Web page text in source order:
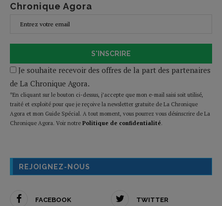
Chronique Agora
S'INSCRIRE
Je souhaite recevoir des offres de la part des partenaires
de La Chronique Agora.
*En cliquant sur le bouton ci-dessus, j’accepte que mon e-mail saisi soit utilisé,
traité et exploité pour que je reçoive la newsletter gratuite de La Chronique
Agora et mon Guide Spécial. A tout moment, vous pourrez vous désinscrire de La
Chronique Agora. Voir notre Politique de confidentialité.
REJOIGNEZ-NOUS
FACEBOOK TWITTER